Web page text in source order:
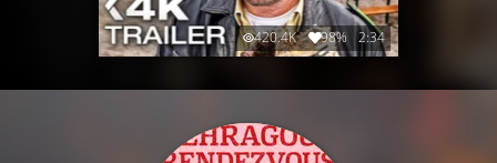
420.4K 98% 2:34